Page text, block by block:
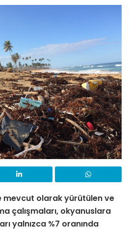
mevcut olarak yürütülen ve
çalışmaları, okyanuslara
yalnızca %7 oranında